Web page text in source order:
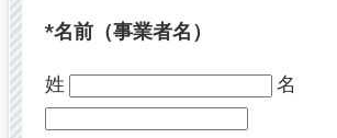
*名前（事業者名）
姓 名